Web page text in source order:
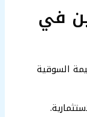
في
السوقية